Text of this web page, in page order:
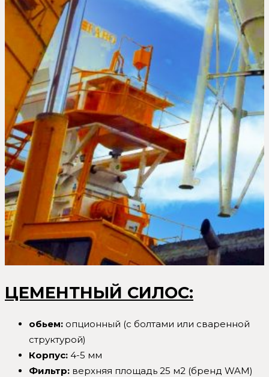
ЦЕМЕНТНЫЙ СИЛОС:
обьем: опционный (с болтами или сваренной
структурой)
Корпус: 4-5 мм
Фильтр: верхняя площадь 25 м2 (бренд WAM)